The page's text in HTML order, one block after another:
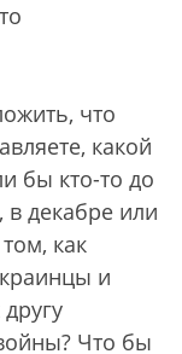
что
какой
бы кто-то до
декабре или
как
и
Что бы